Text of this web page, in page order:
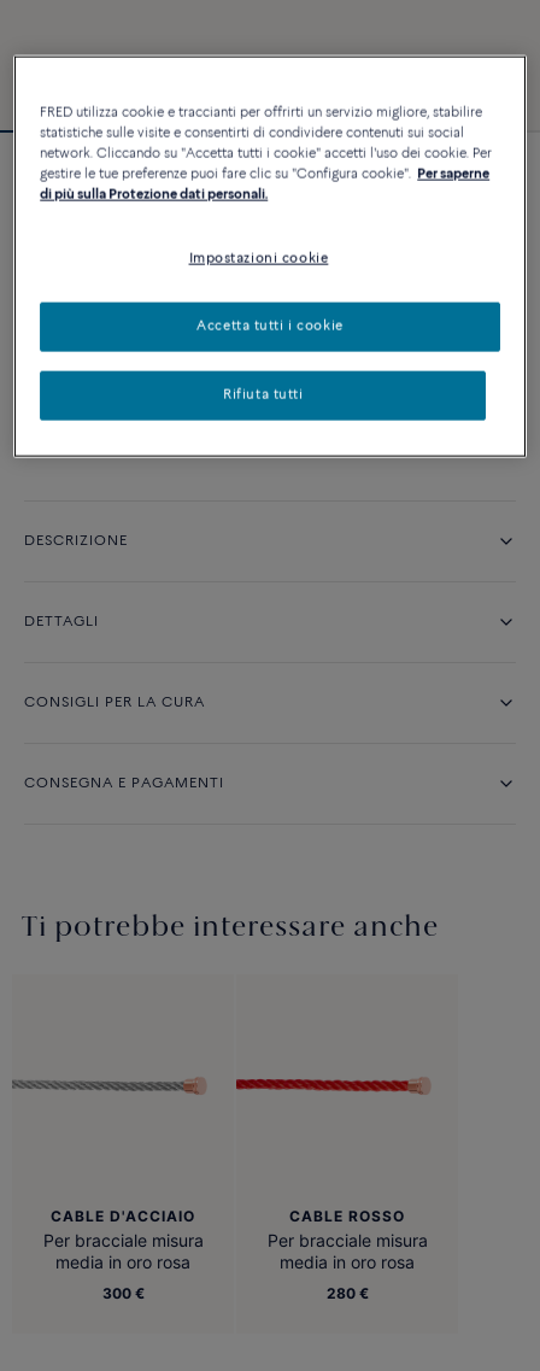
Bracciale Force 10
AGGIUNGI AL CARRELLO
Contattataci per qualsiasi domanda sulle misure
DESCRIZIONE
DETTAGLI
CONSIGLI PER LA CURA
CONSEGNA E PAGAMENTI
Ti potrebbe interessare anche
CABLE D'ACCIAIO
Per bracciale misura
media in oro rosa
300 €
CABLE ROSSO
Per bracciale misura
media in oro rosa
280 €
FRED utilizza cookie e traccianti per offrirti un servizio migliore, stabilire
statistiche sulle visite e consentirti di condividere contenuti sui social
network. Cliccando su "Accetta tutti i cookie" accetti l'uso dei cookie. Per
gestire le tue preferenze puoi fare clic su "Configura cookie". Per saperne
di più sulla Protezione dati personali.
Impostazioni cookie
Rifiuta tutti
Accetta tutti i cookie